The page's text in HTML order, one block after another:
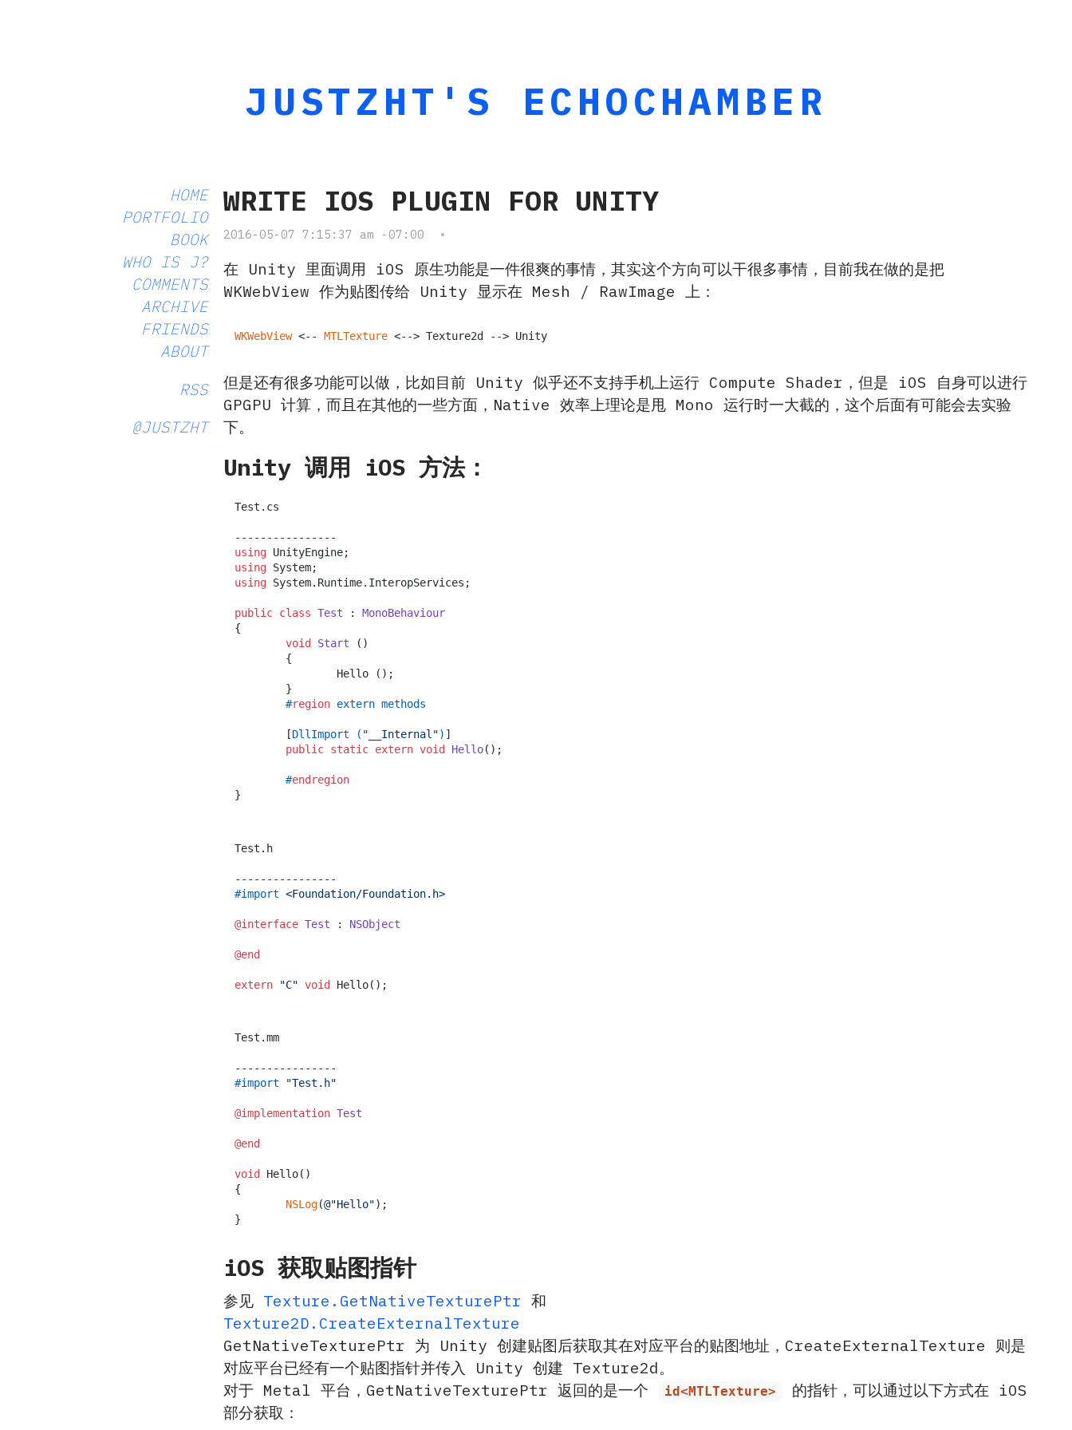
JUSTZHT'S ECHOCHAMBER
HOME
PORTFOLIO
BOOK
WHO IS J?
COMMENTS
ARCHIVE
FRIENDS
ABOUT
RSS
@JUSTZHT
WRITE IOS PLUGIN FOR UNITY
2016-05-07 7:15:37 am -07:00 •
在 Unity 里面调用 iOS 原生功能是一件很爽的事情，其实这个方向可以干很多事情，目前我在做的是把
WKWebView 作为贴图传给 Unity 显示在 Mesh / RawImage 上：
WKWebView <-- MTLTexture
但是还有很多功能可以做，比如目前 Unity 似乎还不支持手机上运行 Compute Shader，但是 iOS 自身可以进行
GPGPU 计算，而且在其他的一些方面，Native 效率上理论是甩 Mono 运行时一大截的，这个后面有可能会去实验
下。
Unity 调用 iOS 方法：
Test.cs
using
using
using System.Runtime.InteropServices;
public class Test : MonoBehaviour
{
void
Start ( )
#region extern methods
	[
DllImport ( "__Internal") ]
public static extern void Hello( ) ;
#endregion
Test.h
#import <Foundation/Foundation.h>
@interface Test : NSObject
@end
extern "C" void
Test.mm
#import
"Test.h"
@implementation Test
@end
void
Hello()
{
NSLog(@"Hello");
iOS 获取贴图指针
参见 Texture.GetNativeTexturePtr 和
Texture2D.CreateExternalTexture
GetNativeTexturePtr 为 Unity 创建贴图后获取其在对应平台的贴图地址，CreateExternalTexture 则是
对应平台已经有一个贴图指针并传入 Unity 创建 Texture2d。
对于 Metal 平台，GetNativeTexturePtr 返回的是一个
id<MTLTexture>
的指针，可以通过以下方式在 iOS
部分获取：